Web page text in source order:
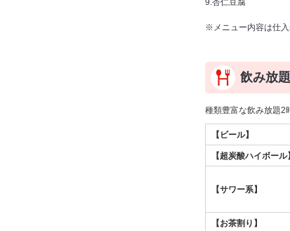
9.杏仁豆腐
※メニュー内容は仕入
飲み放
種類豊富な飲み放題2
【ビール】
【超炭酸ハイボール】
【サワー系】
【お茶割り】